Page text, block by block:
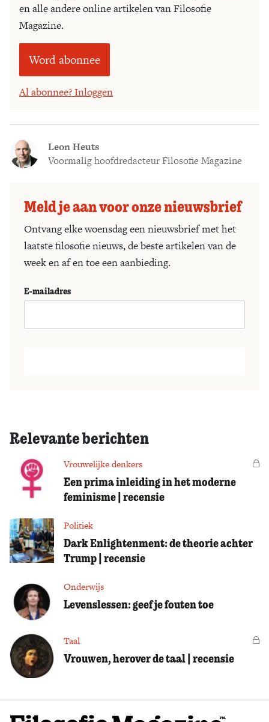
en alle andere online artikelen van Filosofie
Magazine.
Word abonnee
Al abonnee? Inloggen
Leon Heuts
Voormalig hoofdredacteur Filosofie Magazine
Meld je aan voor onze nieuwsbrief
Ontvang elke woensdag een nieuwsbrief met het
laatste filosofie nieuws, de beste artikelen van de
week en af en toe een aanbieding.
E-mailadres
Relevante berichten
Vrouwelijke denkers
Een prima inleiding in het moderne
feminisme | recensie
Politiek
Dark Enlightenment: de theorie achter
Trump | recensie
Onderwijs
Levenslessen: geef je fouten toe
Taal
Vrouwen, herover de taal | recensie